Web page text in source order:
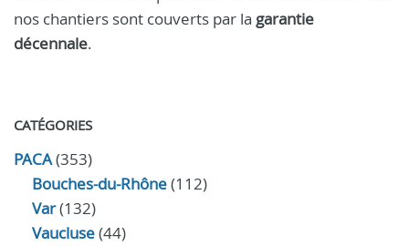
nos chantiers sont couverts par la garantie
décennale.
CATÉGORIES
PACA(353)
Bouches-du-Rhône(112)
Var(132)
Vaucluse(44)